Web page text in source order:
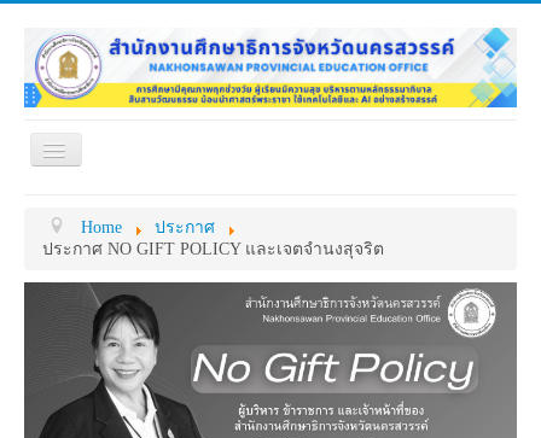
Toggle
หน่วยงานภายใน
MY OFFICE
ดาวน์โหลด
กระดาน ถาม-ตอบ
ข้อมูลการติดต่อ
Home
ประกาศ
ประกาศ NO GIFT POLICY และเจตจำนงสุจริต